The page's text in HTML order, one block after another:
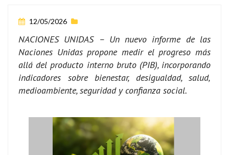
12/05/2026
NACIONES UNIDAS – Un nuevo informe de las
Naciones Unidas propone medir el progreso más
allá del producto interno bruto (PIB), incorporando
indicadores sobre bienestar, desigualdad, salud,
medioambiente, seguridad y confianza social.